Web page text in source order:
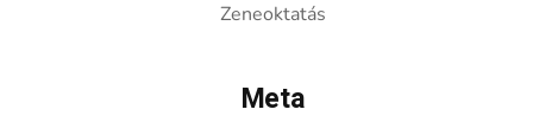
Zeneoktatás
Meta